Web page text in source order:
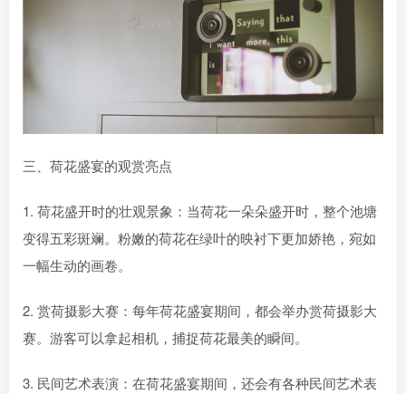
三、荷花盛宴的观赏亮点
1. 荷花盛开时的壮观景象：当荷花一朵朵盛开时，整个池塘
变得五彩斑斓。粉嫩的荷花在绿叶的映衬下更加娇艳，宛如
一幅生动的画卷。
2. 赏荷摄影大赛：每年荷花盛宴期间，都会举办赏荷摄影大
赛。游客可以拿起相机，捕捉荷花最美的瞬间。
3. 民间艺术表演：在荷花盛宴期间，还会有各种民间艺术表